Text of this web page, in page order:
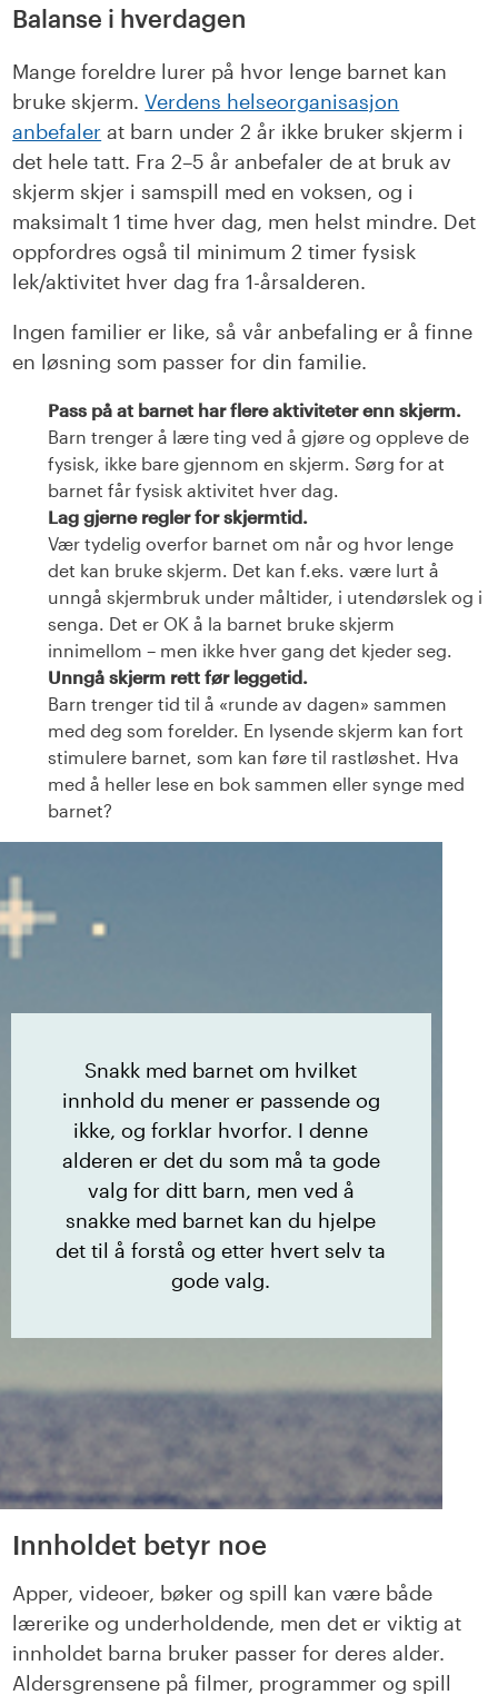
Balanse i hverdagen
Mange foreldre lurer på hvor lenge barnet kan
bruke skjerm.Verdens helseorganisasjon
anbefaler at barn under 2 år ikke bruker skjerm i
det hele tatt. Fra 2–5 år anbefaler de at bruk av
skjerm skjer i samspill med en voksen, og i
maksimalt 1 time hver dag, men helst mindre. Det
oppfordres også til minimum 2 timer fysisk
lek/aktivitet hver dag fra 1-årsalderen.
Ingen familier er like, så vår anbefaling er å finne
en løsning som passer for din familie.
Pass på at barnet har flere aktiviteter enn skjerm.
Barn trenger å lære ting ved å gjøre og oppleve de
fysisk, ikke bare gjennom en skjerm. Sørg for at
barnet får fysisk aktivitet hver dag.
Lag gjerne regler for skjermtid.
Vær tydelig overfor barnet om når og hvor lenge
det kan bruke skjerm. Det kan f.eks. være lurt å
unngå skjermbruk under måltider, i utendørslek og i
senga. Det er OK å la barnet bruke skjerm
innimellom – men ikke hver gang det kjeder seg.
Unngå skjerm rett før leggetid.
Barn trenger tid til å «runde av dagen» sammen
med deg som forelder. En lysende skjerm kan fort
stimulere barnet, som kan føre til rastløshet. Hva
medå heller lese en bok sammen eller synge med
barnet?
Snakk med barnet om hvilket
innhold du mener er passende og
ikke, og forklar hvorfor. I denne
alderen er det du som må ta gode
valg for ditt barn, men ved å
snakke med barnet kan du hjelpe
det til å forstå og etter hvert selv ta
gode valg.
Innholdet betyr noe
Apper, videoer, bøker og spill kan være både
lærerike og underholdende, men det er viktig at
innholdet barna bruker passer for deres alder.
Aldersgrensene på filmer, programmer og spill